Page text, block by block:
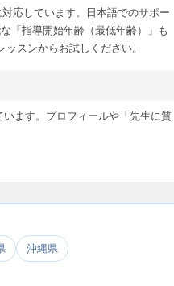
応しています。日本語でのサポー
「指導開始年齢（最低年齢）」も
スンからお試しください。
ます。プロフィールや「先生に質
沖縄県